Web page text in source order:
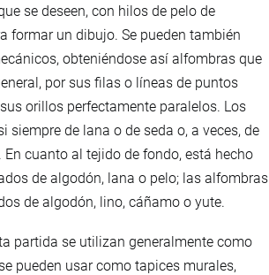
se deseen, con hilos de pelo de
formar un dibujo. Se pueden también
obteniéndose así alfombras que
por sus filas o líneas de puntos
orillos perfectamente paralelos. Los
siempre de lana o de seda o, a veces, de
cuanto al tejido de fondo, está hecho
de algodón, lana o pelo; las alfombras
de algodón, lino, cáñamo o yute.
partida se utilizan generalmente como
pueden usar como tapices murales,